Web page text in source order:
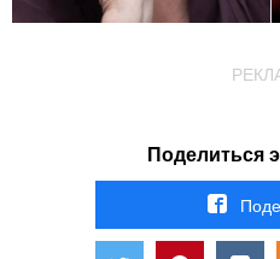
Поделиться